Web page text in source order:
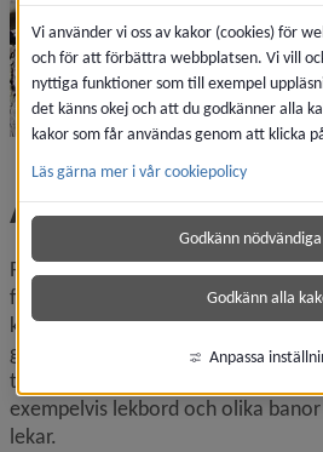
Att lära från
På vår förskola vistas vi mycket
fin utegård som är väl anpassad för
klätterställning, gungor, gräsytor
grillplats. Föräldrar bjuds in till
tillsammans utvecklar utemiljön för
exempelvis lekbord och olika
lekar.
Vi använder vi oss av kakor (cookies) för
och för att förbättra webbplatsen. Vi vill
nyttiga funktioner som till exempel
det känns okej och att du godkänner alla
kakor som får användas genom att klicka
Läs gärna mer i vår cookiepolicy
Godkänn
Godkänn alla
Anpassa